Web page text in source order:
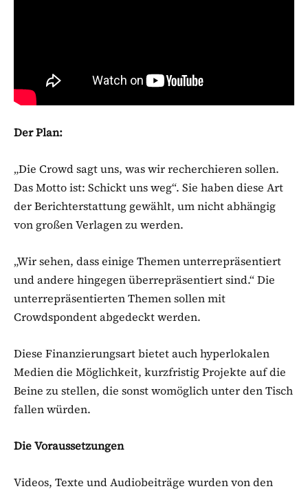
Der Plan:
„Die Crowd sagt uns, was wir recherchieren sollen.
Das Motto ist: Schickt uns weg“. Sie haben diese Art
der Berichterstattung gewählt, um nicht abhängig
von großen Verlagen zu werden.
„Wir sehen, dass einige Themen unterrepräsentiert
und andere hingegen überrepräsentiert sind.“ Die
unterrepräsentierten Themen sollen mit
Crowdspondent abgedeckt werden.
Diese Finanzierungsart bietet auch hyperlokalen
Medien die Möglichkeit, kurzfristig Projekte auf die
Beine zu stellen, die sonst womöglich unter den Tisch
fallen würden.
Die Voraussetzungen
Videos, Texte und Audiobeiträge wurden von den